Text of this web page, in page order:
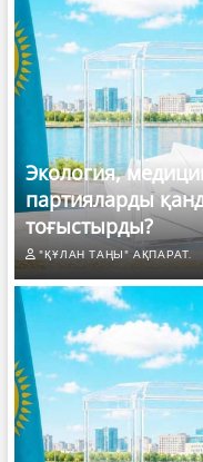
Экология,
партияларды
тоғыстырды?
"ҚҰЛАН ТАҢЫ" АҚПАРАТ.